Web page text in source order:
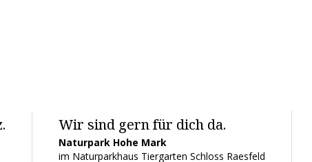
Wir sind gern für dich da.
Naturpark Hohe Mark
im Naturparkhaus Tiergarten Schloss Raesfeld